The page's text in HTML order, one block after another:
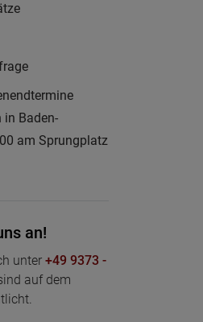
in Baden-
am Sprungplatz
an!
unter +49 9373 -
auf dem